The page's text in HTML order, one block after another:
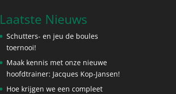
Laatste Nieuws
Schutters- en jeu de boules
toernooi!
Maak kennis met onze nieuwe
hoofdtrainer: Jacques Kop-Jansen!
Hoe krijgen we een compleet